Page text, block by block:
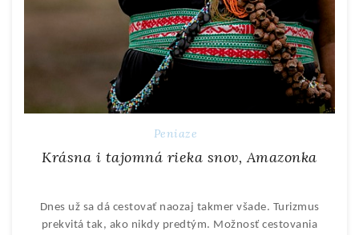
Peniaze
Krásna i tajomná rieka snov, Amazonka
Dnes už sa dá cestovať naozaj takmer všade. Turizmus
prekvitá tak, ako nikdy predtým. Možnosť cestovania